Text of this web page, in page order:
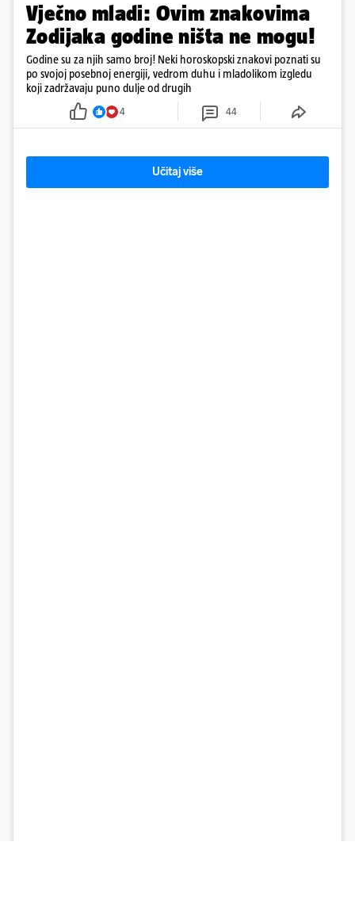
Vječno mladi: Ovim znakovima
Zodijaka godine ništa ne mogu!
Godine su za njih samo broj! Neki horoskopski znakovi poznati su
po svojoj posebnoj energiji, vedrom duhu i mladolikom izgledu
koji zadržavaju puno dulje od drugih
4 44
Učitaj više